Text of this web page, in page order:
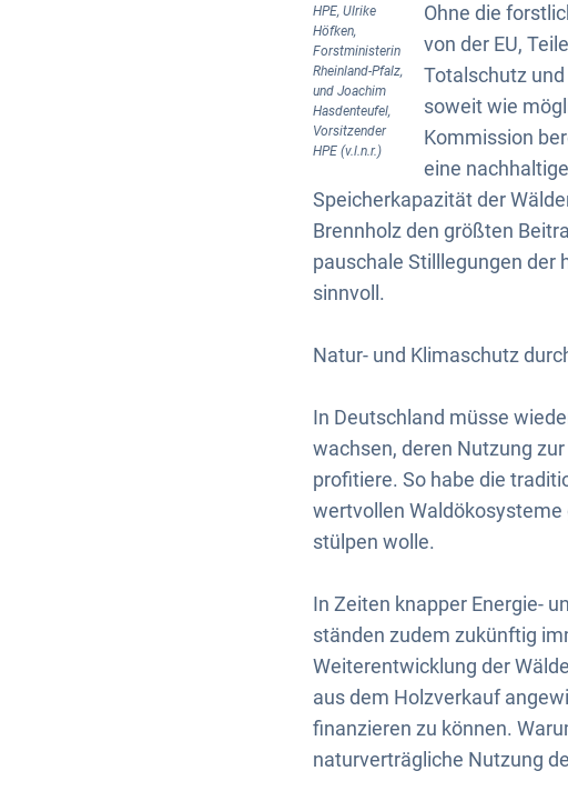
HPE, Ulrike
Höfken,
Forstministerin
Rheinland-Pfalz,
und Joachim
Hasdenteufel,
Vorsitzender
HPE (v.l.n.r.)
Ohne die
von der EU,
Totalschutz
soweit wie
Kommission
eine
Speicherkapazität der
Brennholz den größten
pauschale Stilllegungen der
sinnvoll.
Natur- und Klimaschutz
In Deutschland müsse
wachsen, deren Nutzung
profitiere. So habe die
wertvollen
stülpen wolle.
In Zeiten knapper Energie-
ständen zudem zukünftig
Weiterentwicklung der
aus dem Holzverkauf
finanzieren zu können.
naturverträgliche Nutzung